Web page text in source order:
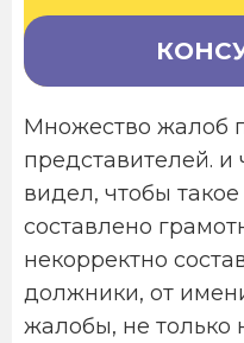
Множество жалоб
представителей. и
видел, чтобы
составлено
некорректно
должники, от
жалобы, не только